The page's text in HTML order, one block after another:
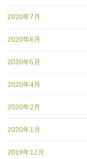
2020年7月
2020年6月
2020年5月
2020年4月
2020年2月
2020年1月
2019年12月